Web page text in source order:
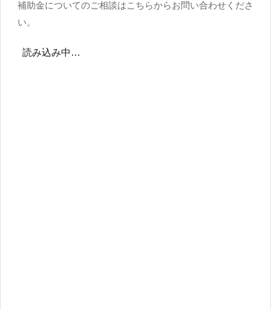
補助金についてのご相談はこちらからお問い合わせくださ
い。